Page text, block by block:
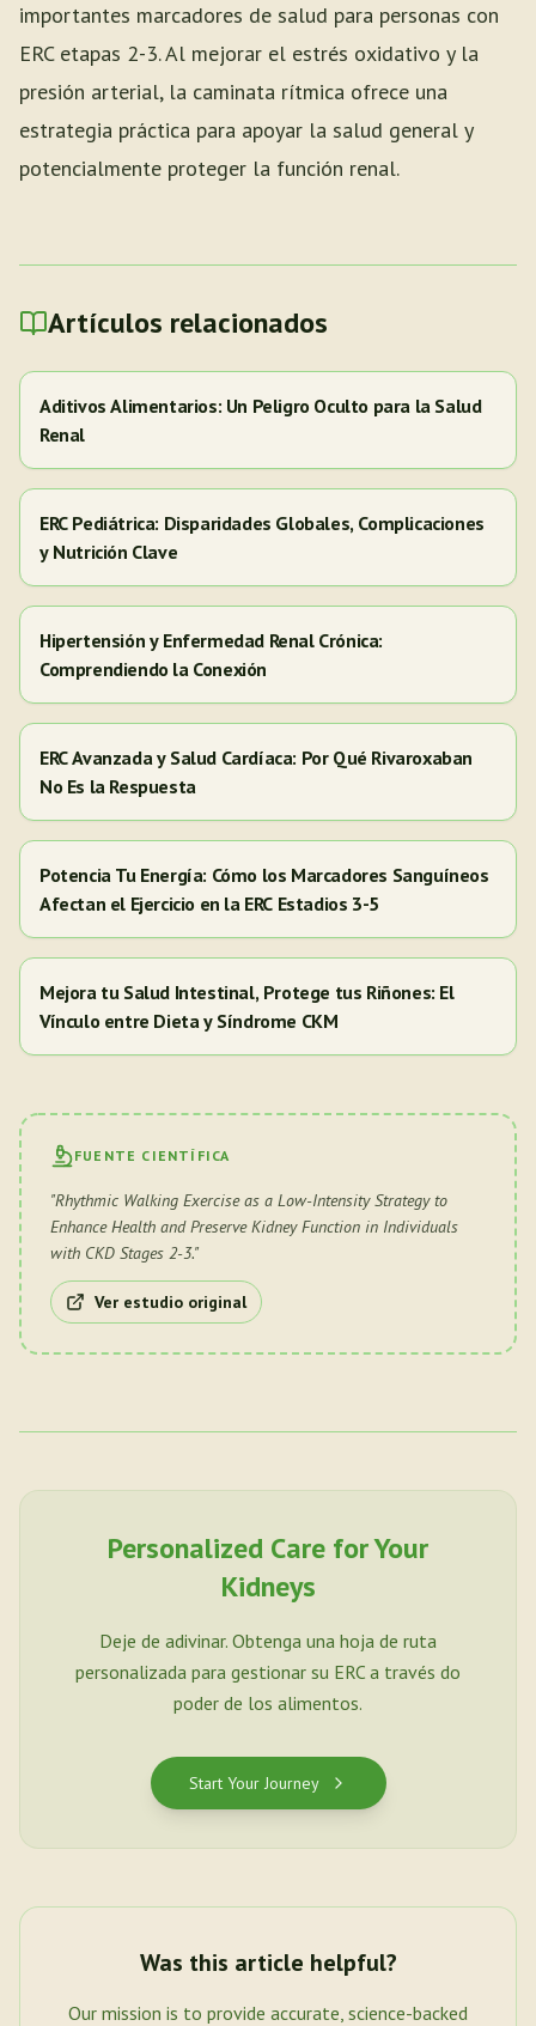
importantes marcadores de salud para personas con
ERC etapas 2-3. Al mejorar el estrés oxidativo y la
presión arterial, la caminata rítmica ofrece una
estrategia práctica para apoyar la salud general y
potencialmente proteger la función renal.
Artículos relacionados
Aditivos Alimentarios: Un Peligro Oculto para la Salud
Renal
ERC Pediátrica: Disparidades Globales, Complicaciones
y Nutrición Clave
Hipertensión y Enfermedad Renal Crónica:
Comprendiendo la Conexión
ERC Avanzada y Salud Cardíaca: Por Qué Rivaroxaban
No Es la Respuesta
Potencia Tu Energía: Cómo los Marcadores Sanguíneos
Afectan el Ejercicio en la ERC Estadios 3-5
Mejora tu Salud Intestinal, Protege tus Riñones: El
Vínculo entre Dieta y Síndrome CKM
FUENTE CIENTÍFICA
"Rhythmic Walking Exercise as a Low-Intensity Strategy to
Enhance Health and Preserve Kidney Function in Individuals
with CKD Stages 2-3."
Ver estudio original
Personalized Care for Your
Kidneys
Deje de adivinar. Obtenga una hoja de ruta
personalizada para gestionar su ERC a través do
poder de los alimentos.
Start Your Journey
Was this article helpful?
Our mission is to provide accurate, science-backed